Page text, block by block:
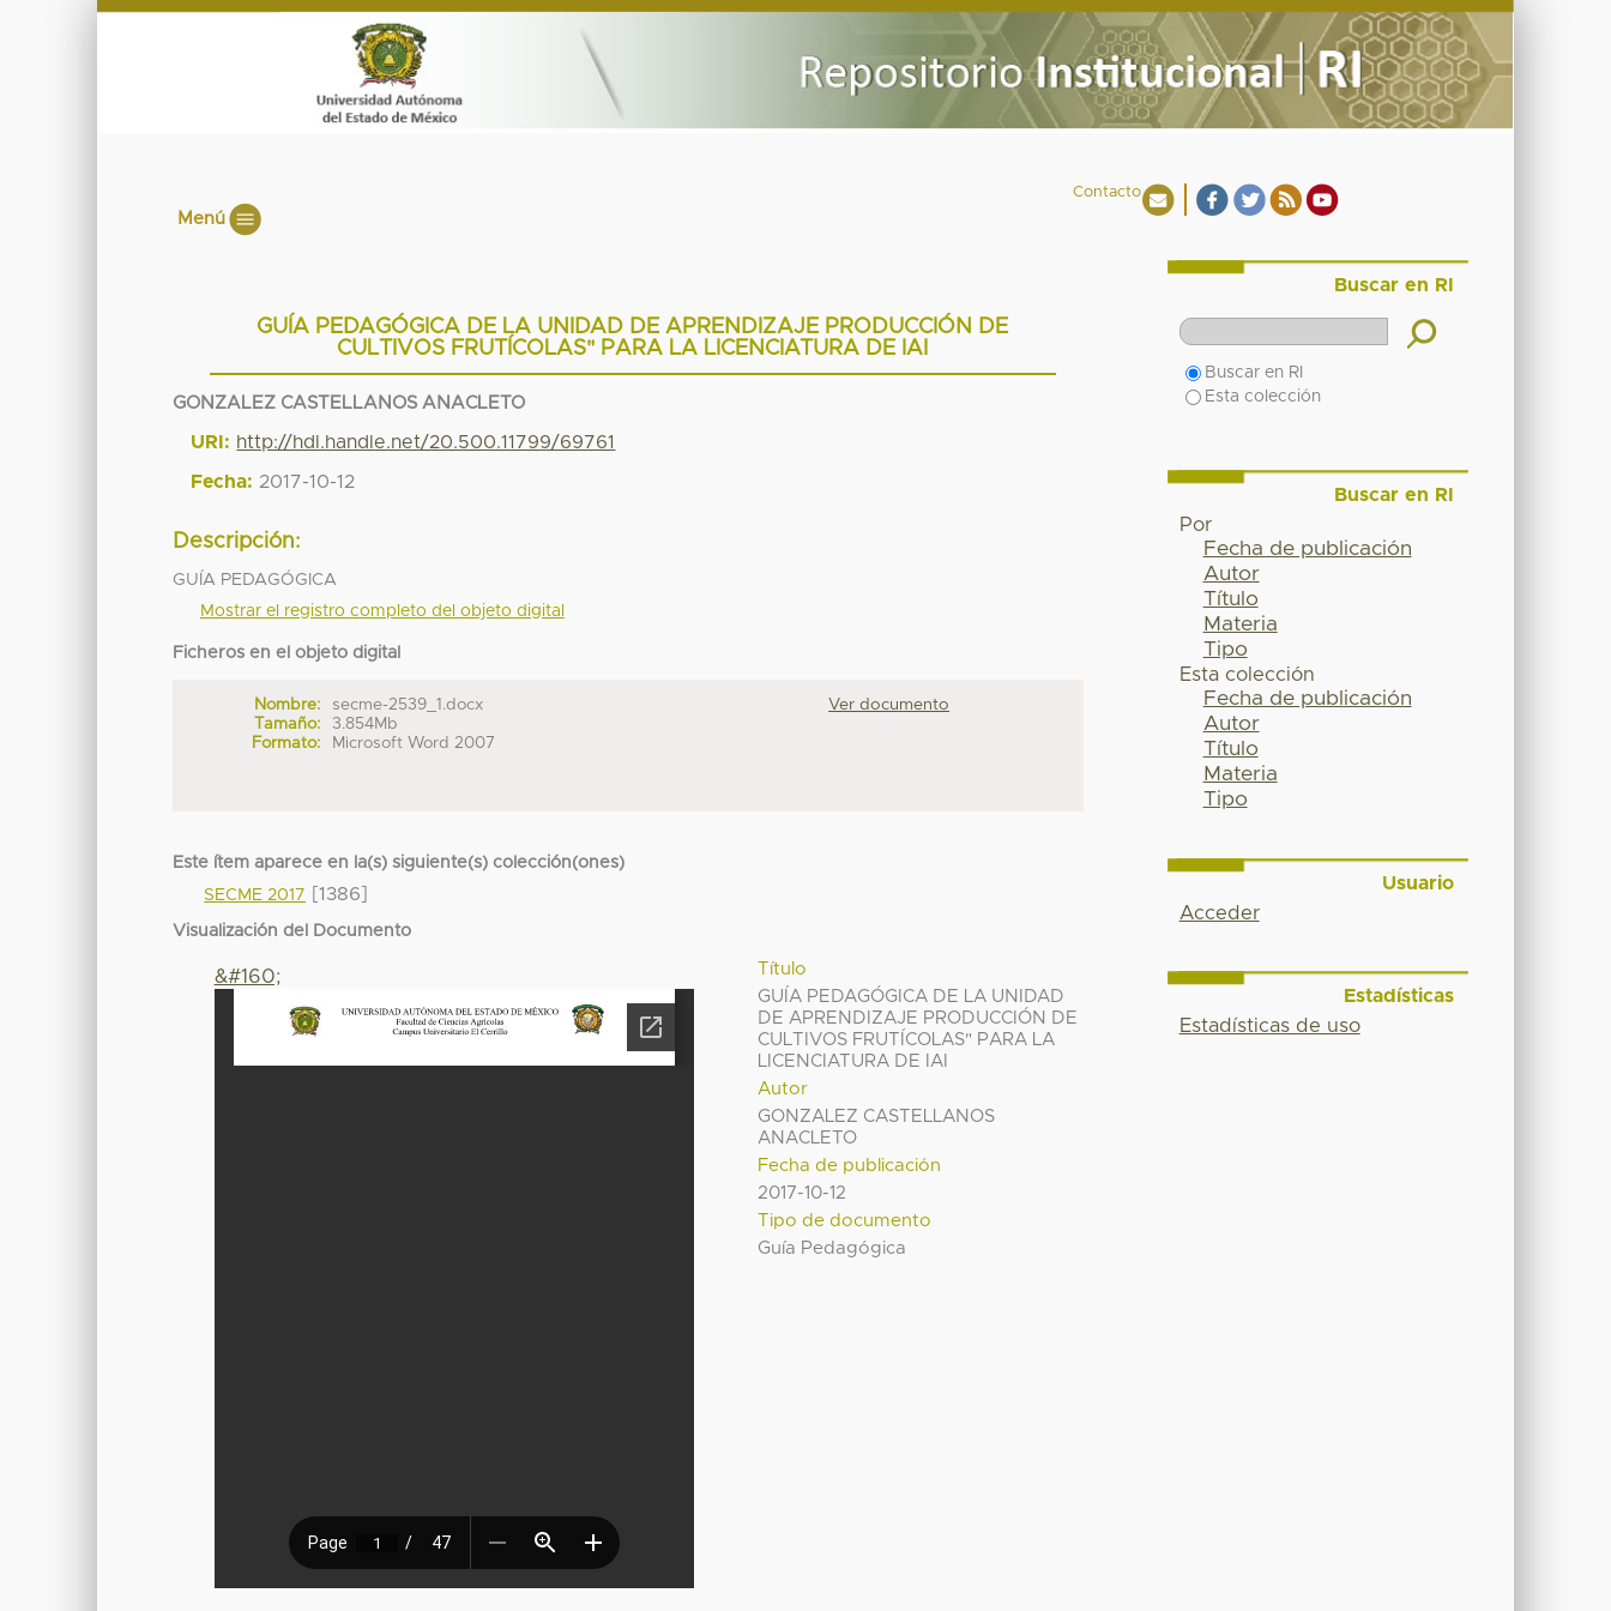
Contacto
Menú
GUÍA PEDAGÓGICA DE LA UNIDAD DE APRENDIZAJE PRODUCCIÓN DE
CULTIVOS FRUTÍCOLAS" PARA LA LICENCIATURA DE IAI
GONZALEZ CASTELLANOS ANACLETO
URI: http://hdl.handle.net/20.500.11799/69761
Fecha: 2017-10-12
Descripción:
GUÍA PEDAGÓGICA
Mostrar el registro completo del objeto digital
Ficheros en el objeto digital
Nombre:
secme-2539_1.docx
Tamaño:
3.854Mb
Formato:
Microsoft Word 2007
Ver documento
Este ítem aparece en la(s) siguiente(s) colección(ones)
SECME 2017
[1386]
Visualización del Documento
Título
GUÍA PEDAGÓGICA DE LA UNIDAD
DE APRENDIZAJE PRODUCCIÓN DE
CULTIVOS FRUTÍCOLAS" PARA LA
LICENCIATURA DE IAI
Autor
GONZALEZ CASTELLANOS
ANACLETO
Fecha de publicación
2017-10-12
Tipo de documento
Guía Pedagógica
&#160;
Buscar en RI
Buscar en RI
Esta colección
Buscar en RI
Por
Fecha de publicación
Autor
Título
Materia
Tipo
Esta colección
Fecha de publicación
Autor
Título
Materia
Tipo
Usuario
Acceder
Estadísticas
Estadísticas de uso